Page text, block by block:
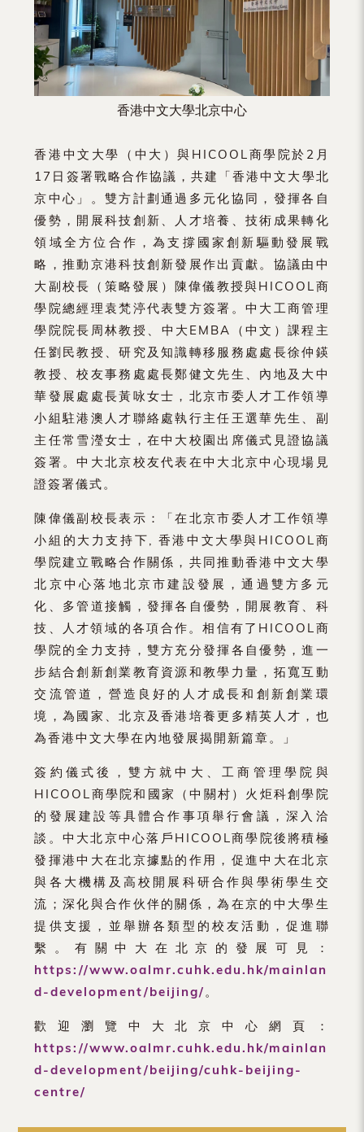
香港中文大學北京中心
香港中文大學（中大）與HICOOL商學院於2月
17日簽署戰略合作協議，共建「香港中文大學北
京中心」。雙方計劃通過多元化協同，發揮各自
優勢，開展科技創新、人才培養、技術成果轉化
領域全方位合作，為支撐國家創新驅動發展戰
略，推動京港科技創新發展作出貢獻。協議由中
大副校長（策略發展）陳偉儀教授與HICOOL商
學院總經理袁梵渟代表雙方簽署。中大工商管理
學院院長周林教授、中大EMBA（中文）課程主
任劉民教授、研究及知識轉移服務處處長徐仲鍈
教授、校友事務處處長鄭健文先生、內地及大中
華發展處處長黃咏女士，北京市委人才工作領導
小組駐港澳人才聯絡處執行主任王選華先生、副
主任常雪瀅女士，在中大校園出席儀式見證協議
簽署。中大北京校友代表在中大北京中心現場見
證簽署儀式。
陳偉儀副校長表示：「在北京市委人才工作領導
小組的大力支持下, 香港中文大學與HICOOL商
學院建立戰略合作關係，共同推動香港中文大學
北京中心落地北京市建設發展，通過雙方多元
化、多管道接觸，發揮各自優勢，開展教育、科
技、人才領域的各項合作。相信有了HICOOL商
學院的全力支持，雙方充分發揮各自優勢，進一
步結合創新創業教育資源和教學力量，拓寬互動
交流管道，營造良好的人才成長和創新創業環
境，為國家、北京及香港培養更多精英人才，也
為香港中文大學在內地發展揭開新篇章。」
簽約儀式後，雙方就中大、工商管理學院與
HICOOL商學院和國家（中關村）火炬科創學院
的發展建設等具體合作事項舉行會議，深入洽
談。中大北京中心落戶HICOOL商學院後將積極
發揮港中大在北京據點的作用，促進中大在北京
與各大機構及高校開展科研合作與學術學生交
流；深化與合作伙伴的關係，為在京的中大學生
提供支援，並舉辦各類型的校友活動，促進聯
繫。有關中大在北京的發展可見：
https://www.oalmr.cuhk.edu.hk/mainlan
d-development/beijing/。
歡迎瀏覽中大北京中心網頁：
https://www.oalmr.cuhk.edu.hk/mainlan
d-development/beijing/cuhk-beijing-
centre/